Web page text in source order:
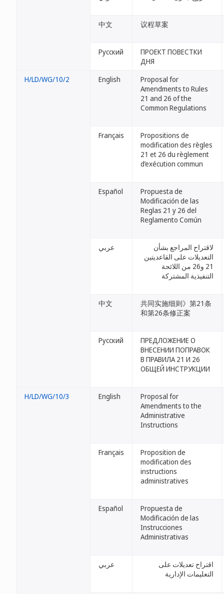
中文 议程草案
Русский
ПРОЕКТ ПОВЕСТКИ
ДНЯ
H/LD/WG/10/2
English
Proposal for
Amendments to Rules
21 and 26 of the
Common Regulations
Français
Propositions de
modification des règles
21 et 26 du règlement
d’exécution commun
Español
Propuesta de
Modificación de las
Reglas 21 y 26 del
Reglamento Común
عربي
لاقتراح المراجع بشأن
التعديلات على القاعديتين
21 و26 من اللائحة
التنفيذية المشتركة
中文
共同实施细则》第21条
和第26条修正案
Русский
ПРЕДЛОЖЕНИЕ О
ВНЕСЕНИИ ПОПРАВОК
В ПРАВИЛА 21 И 26
ОБЩЕЙ ИНСТРУКЦИИ
H/LD/WG/10/3 English
Proposal for
Amendments to the
Administrative
Instructions
Français
Proposition de
modification des
instructions
administratives
Español
Propuesta de
Modificación de las
Instrucciones
Administrativas
عربي
اقتراح تعديلات على
التعليمات الإدارية